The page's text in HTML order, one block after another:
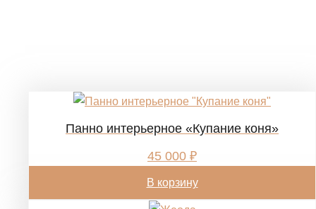
Панно интерьерное «Купание коня»
45 000 ₽
В корзину